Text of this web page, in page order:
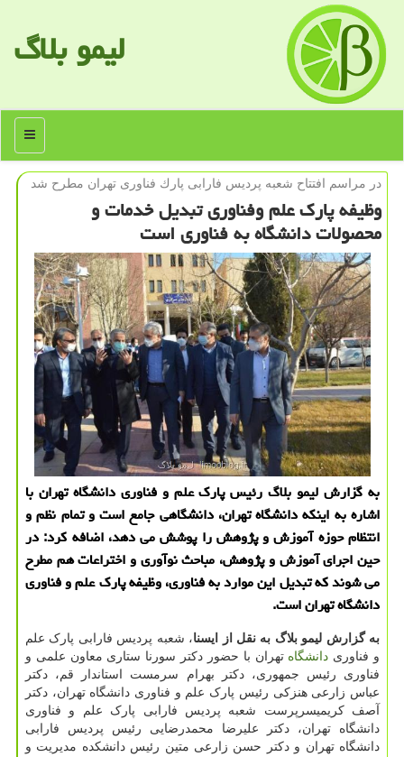
لیمو بلاگ
منو
در مراسم افتتاح شعبه پردیس فارابی پارك فناوری تهران مطرح شد
وظیفه پارك علم وفناوری تبدیل خدمات و
محصولات دانشگاه به فناوری است
به گزارش لیمو بلاگ رئیس پارک علم و فناوری دانشگاه تهران با
اشاره به اینکه دانشگاه تهران، دانشگاهی جامع است و تمام نظم و
انتظام حوزه آموزش و پژوهش را پوشش می دهد، اضافه کرد: در
حین اجرای آموزش و پژوهش، مباحث نوآوری و اختراعات هم مطرح
می شوند که تبدیل این موارد به فناوری، وظیفه پارک علم و فناوری
دانشگاه تهران است.
به گزارش لیمو بلاگ به نقل از ایسنا، شعبه پردیس فارابی پارک علم
و فناوری دانشگاه تهران با حضور دکتر سورنا ستاری معاون علمی و
فناوری رئیس جمهوری، دکتر بهرام سرمست استاندار قم، دکتر
عباس زارعی هنزکی رئیس پارک علم و فناوری دانشگاه تهران، دکتر
آصف کریمیسرپرست شعبه پردیس فارابی پارک علم و فناوری
دانشگاه تهران، دکتر علیرضا محمدرضایی رئیس پردیس فارابی
دانشگاه تهران و دکتر حسن زارعی متین رئیس دانشکده مدیریت و